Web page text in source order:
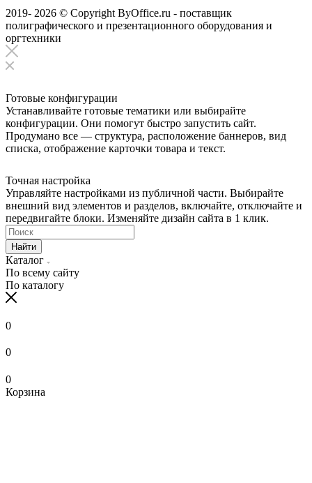
2019- 2026 © Copyright ByOffice.ru - поставщик
полиграфического и презентационного оборудования и
оргтехники
Готовые конфигурации
Устанавливайте готовые тематики или выбирайте
конфигурации. Они помогут быстро запустить сайт.
Продумано все — структура, расположение баннеров, вид
списка, отображение карточки товара и текст.
Точная настройка
Управляйте настройками из публичной части. Выбирайте
внешний вид элементов и разделов, включайте, отключайте и
передвигайте блоки. Изменяйте дизайн сайта в 1 клик.
Найти
Каталог
По всему сайту
По каталогу
0
0
0
Корзина